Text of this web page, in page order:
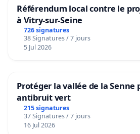
Référendum local contre le
à Vitry-sur-Seine
726 signatures
38 Signatures / 7 jours
5 Jul 2026
Protéger la vallée de la Senne
antibruit vert
215 signatures
37 Signatures / 7 jours
16 Jul 2026